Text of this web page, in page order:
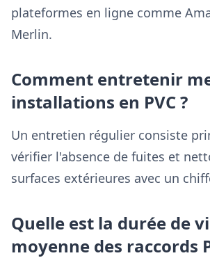
plateformes en ligne comme
Merlin.
Comment entretenir
installations en PVC ?
Un entretien régulier consiste
vérifier l'absence de fuites et
surfaces extérieures avec un
Quelle est la durée de
moyenne des raccords